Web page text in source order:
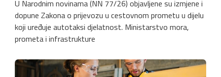
U Narodnim novinama (NN 77/26) objavljene su izmjene i
dopune Zakona o prijevozu u cestovnom prometu u dijelu
koji uređuje autotaksi djelatnost. Ministarstvo mora,
prometa i infrastrukture